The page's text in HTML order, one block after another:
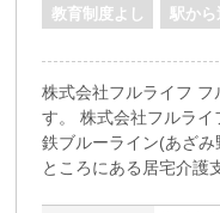
教育制度よし 駅から
株式会社フルライフ
す。 株式会社フルラ
鉄ブルーライン(あざ
ところにある居宅介護